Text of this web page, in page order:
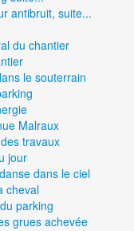
antibruit, suite...
du chantier
le souterrain
Malraux
travaux
jour
dans le ciel
cheval
parking
grues achevée